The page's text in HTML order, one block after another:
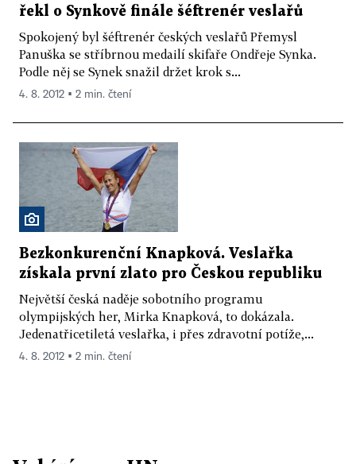
řekl o Synkově finále šéftrenér veslařů
Spokojený byl šéftrenér českých veslařů Přemysl
Panuška se stříbrnou medailí skifaře Ondřeje Synka.
Podle něj se Synek snažil držet krok s...
4. 8. 2012 ▪ 2 min. čtení
Bezkonkurenční Knapková. Veslařka
získala první zlato pro Českou republiku
Největší česká naděje sobotního programu
olympijských her, Mirka Knapková, to dokázala.
Jedenatřicetiletá veslařka, i přes zdravotní potíže,...
4. 8. 2012 ▪ 2 min. čtení